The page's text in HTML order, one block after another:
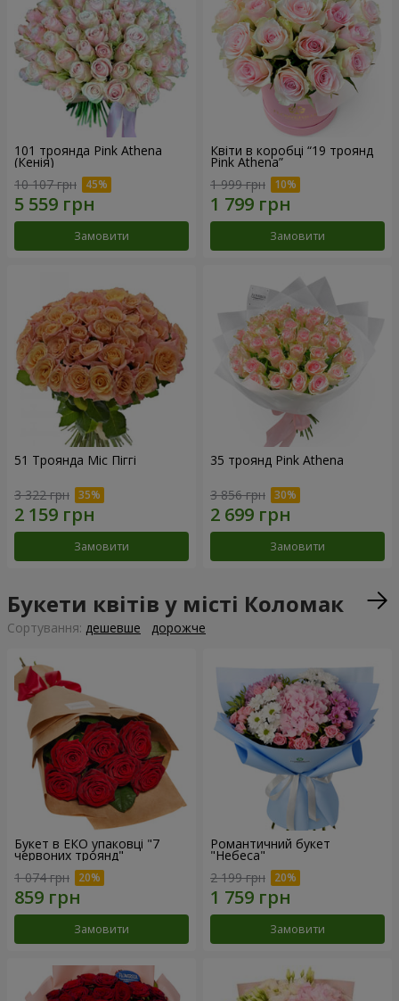
101 троянда Pink Athena
(Кенія)
10 107 грн
Замовити
Квіти в коробці “19 троянд
Pink Athena”
1 999 грн
Замовити
51 Троянда Міс Піггі
3 322 грн
Замовити
35 троянд Pink Athena
3 856 грн
Замовити
Букети квітів у місті Коломак
Сортування: дешевше дорожче
Букет в ЕКО упаковці "7
червоних троянд"
1 074 грн
Замовити
Романтичний букет
"Небеса"
2 199 грн
Замовити